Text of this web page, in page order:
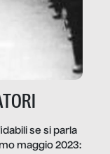
se si parla
maggio 2023: